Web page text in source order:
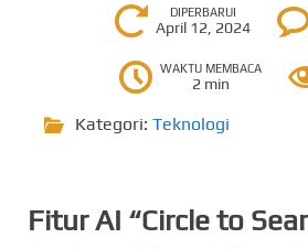
DIPERBARUI
April 12, 2024
WAKTU MEMBACA
2 min
Kategori: Teknologi
Fitur AI “Circle to